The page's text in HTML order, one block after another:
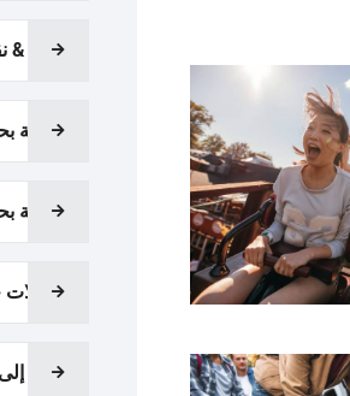
سبا &
جولة
جولة
رحلات
نقل